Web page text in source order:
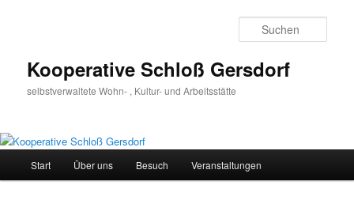
Kooperative Schloß Gersdorf
selbstverwaltete Wohn- , Kultur- und Arbeitsstätte
Start Über uns Besuch Veranstaltungen